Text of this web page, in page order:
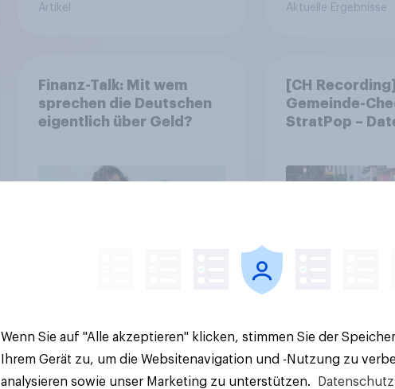
Artikel Aktuelle Ergebnisse
Finanz-Talk: Mit wem
sprechen die Deutschen
eigentlich über Geld?
[CH Recording]
Gemeinde-
StratPop –
Wenn Sie auf "Alle akzeptieren" klicken, stimmen Sie der
Ihrem Gerät zu, um die Websitenavigation und -Nutzung zu
analysieren sowie unser Marketing zu unterstützen.